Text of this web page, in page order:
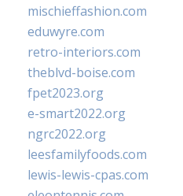
mischieffashion.com
eduwyre.com
retro-interiors.com
theblvd-boise.com
fpet2023.org
e-smart2022.org
ngrc2022.org
leesfamilyfoods.com
lewis-lewis-cpas.com